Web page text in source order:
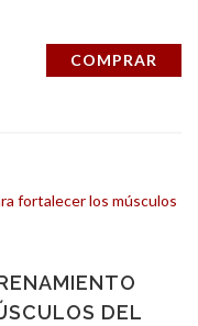
COMPRAR
DEL